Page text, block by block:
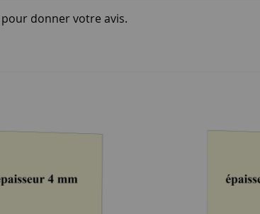
pour donner votre avis.